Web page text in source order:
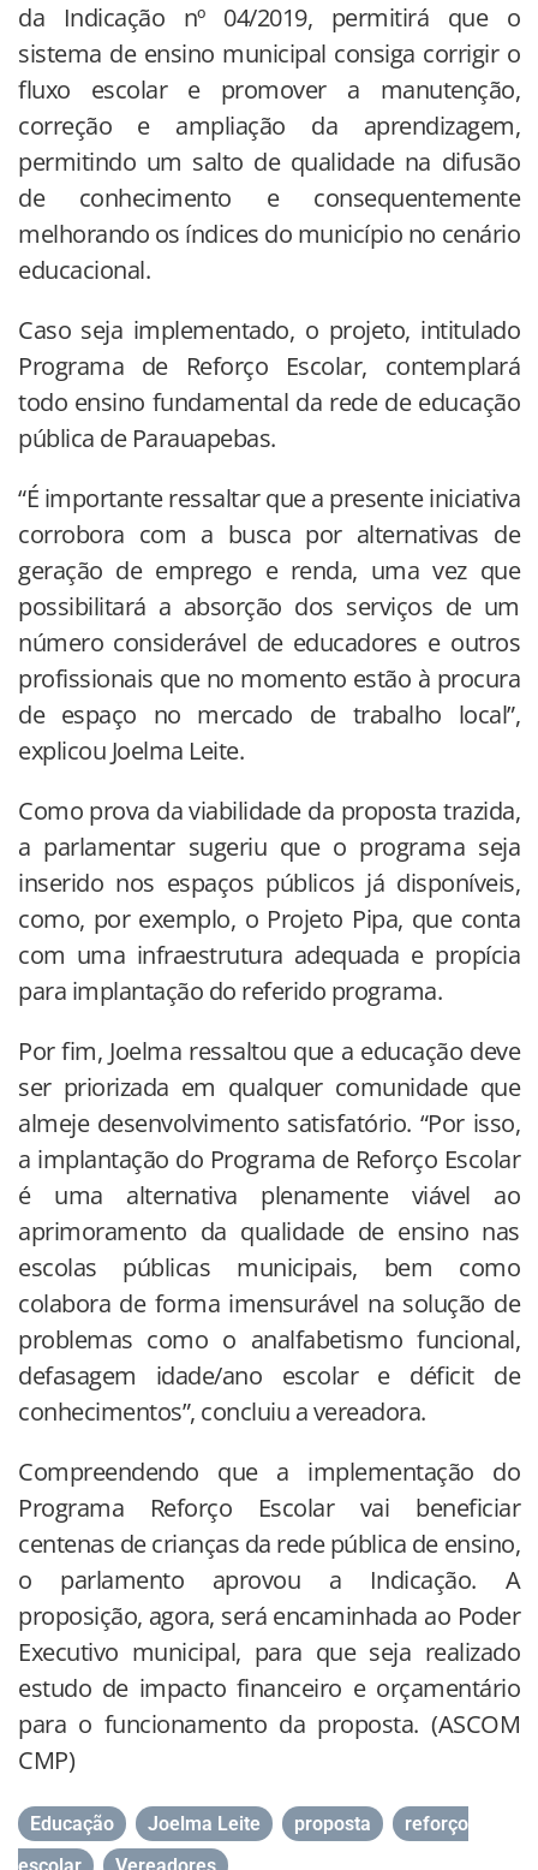
da Indicação nº 04/2019, permitirá que o
sistema de ensino municipal consiga corrigir o
fluxo escolar e promover a manutenção,
correção e ampliação da aprendizagem,
permitindo um salto de qualidade na difusão
de conhecimento e consequentemente
melhorando os índices do município no cenário
educacional.
Caso seja implementado, o projeto, intitulado
Programa de Reforço Escolar, contemplará
todo ensino fundamental da rede de educação
pública de Parauapebas.
“É importante ressaltar que a presente iniciativa
corrobora com a busca por alternativas de
geração de emprego e renda, uma vez que
possibilitará a absorção dos serviços de um
número considerável de educadores e outros
profissionais que no momento estão à procura
de espaço no mercado de trabalho local”,
explicou Joelma Leite.
Como prova da viabilidade da proposta trazida,
a parlamentar sugeriu que o programa seja
inserido nos espaços públicos já disponíveis,
como, por exemplo, o Projeto Pipa, que conta
com uma infraestrutura adequada e propícia
para implantação do referido programa.
Por fim, Joelma ressaltou que a educação deve
ser priorizada em qualquer comunidade que
almeje desenvolvimento satisfatório. “Por isso,
a implantação do Programa de Reforço Escolar
é uma alternativa plenamente viável ao
aprimoramento da qualidade de ensino nas
escolas públicas municipais, bem como
colabora de forma imensurável na solução de
problemas como o analfabetismo funcional,
defasagem idade/ano escolar e déficit de
conhecimentos”, concluiu a vereadora.
Compreendendo que a implementação do
Programa Reforço Escolar vai beneficiar
centenas de crianças da rede pública de ensino,
o parlamento aprovou a Indicação. A
proposição, agora, será encaminhada ao Poder
Executivo municipal, para que seja realizado
estudo de impacto financeiro e orçamentário
para o funcionamento da proposta. (ASCOM
CMP)
Educação Joelma Leite proposta
reforço